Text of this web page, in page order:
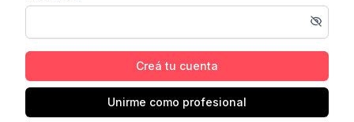
Creá tu cuenta
Unirme como profesional